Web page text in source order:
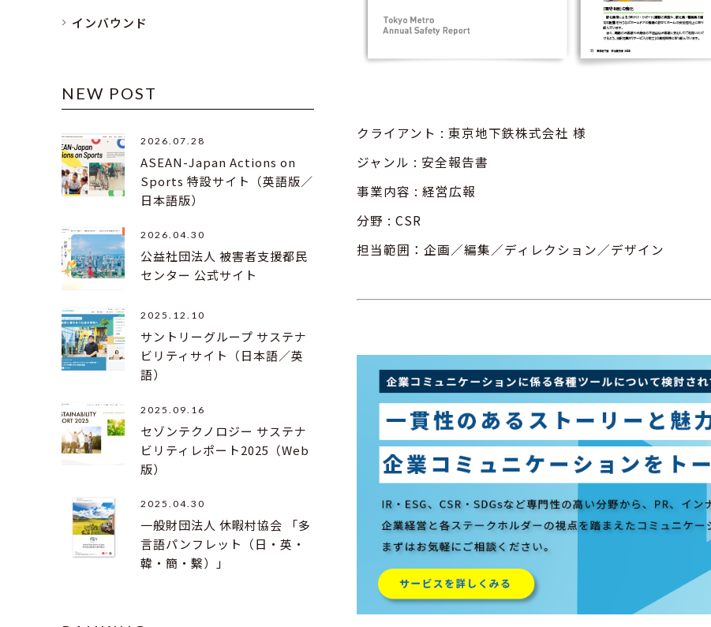
クライアント : 東京地下鉄株式会社 様
ジャンル : 安全報告書
事業内容 : 経営広報
分野 : CSR
担当範囲：企画／編集／ディレクション／デザイン
インバウンド
NEW POST
2026.07.28
ASEAN-Japan Actions on
Sports 特設サイト（英語版／
日本語版）
2026.04.30
公益社団法人 被害者支援都民
センター 公式サイト
2025.12.10
サントリーグループ サステナ
ビリティサイト（日本語／英
語）
2025.09.16
セゾンテクノロジー サステナ
ビリティレポート2025（Web
版）
2025.04.30
一般財団法人 休暇村協会 「多
言語パンフレット（日・英・
韓・簡・繫）」